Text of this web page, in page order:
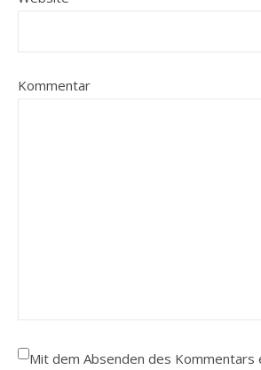
Kommentar
Mit dem Absenden des Kommentars